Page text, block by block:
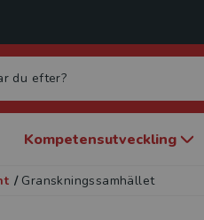
Kompetensutveckling
/ Granskningssamhället